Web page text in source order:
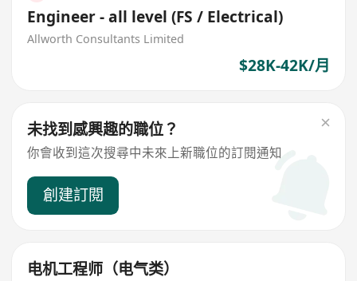
Engineer - all level (FS / Electrical)
Allworth Consultants Limited
$28K-42K/月
未找到感興趣的職位？
你會收到這次搜尋中未來上新職位的訂閱通知
創建訂閱
电机工程师（电气类）